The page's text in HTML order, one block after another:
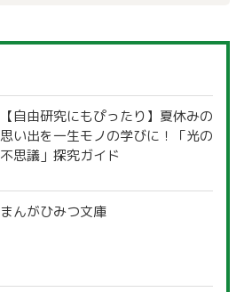
【自由研究にもぴったり】夏休みの
思い出を一生モノの学びに！「光の
不思議」探究ガイド
まんがひみつ文庫